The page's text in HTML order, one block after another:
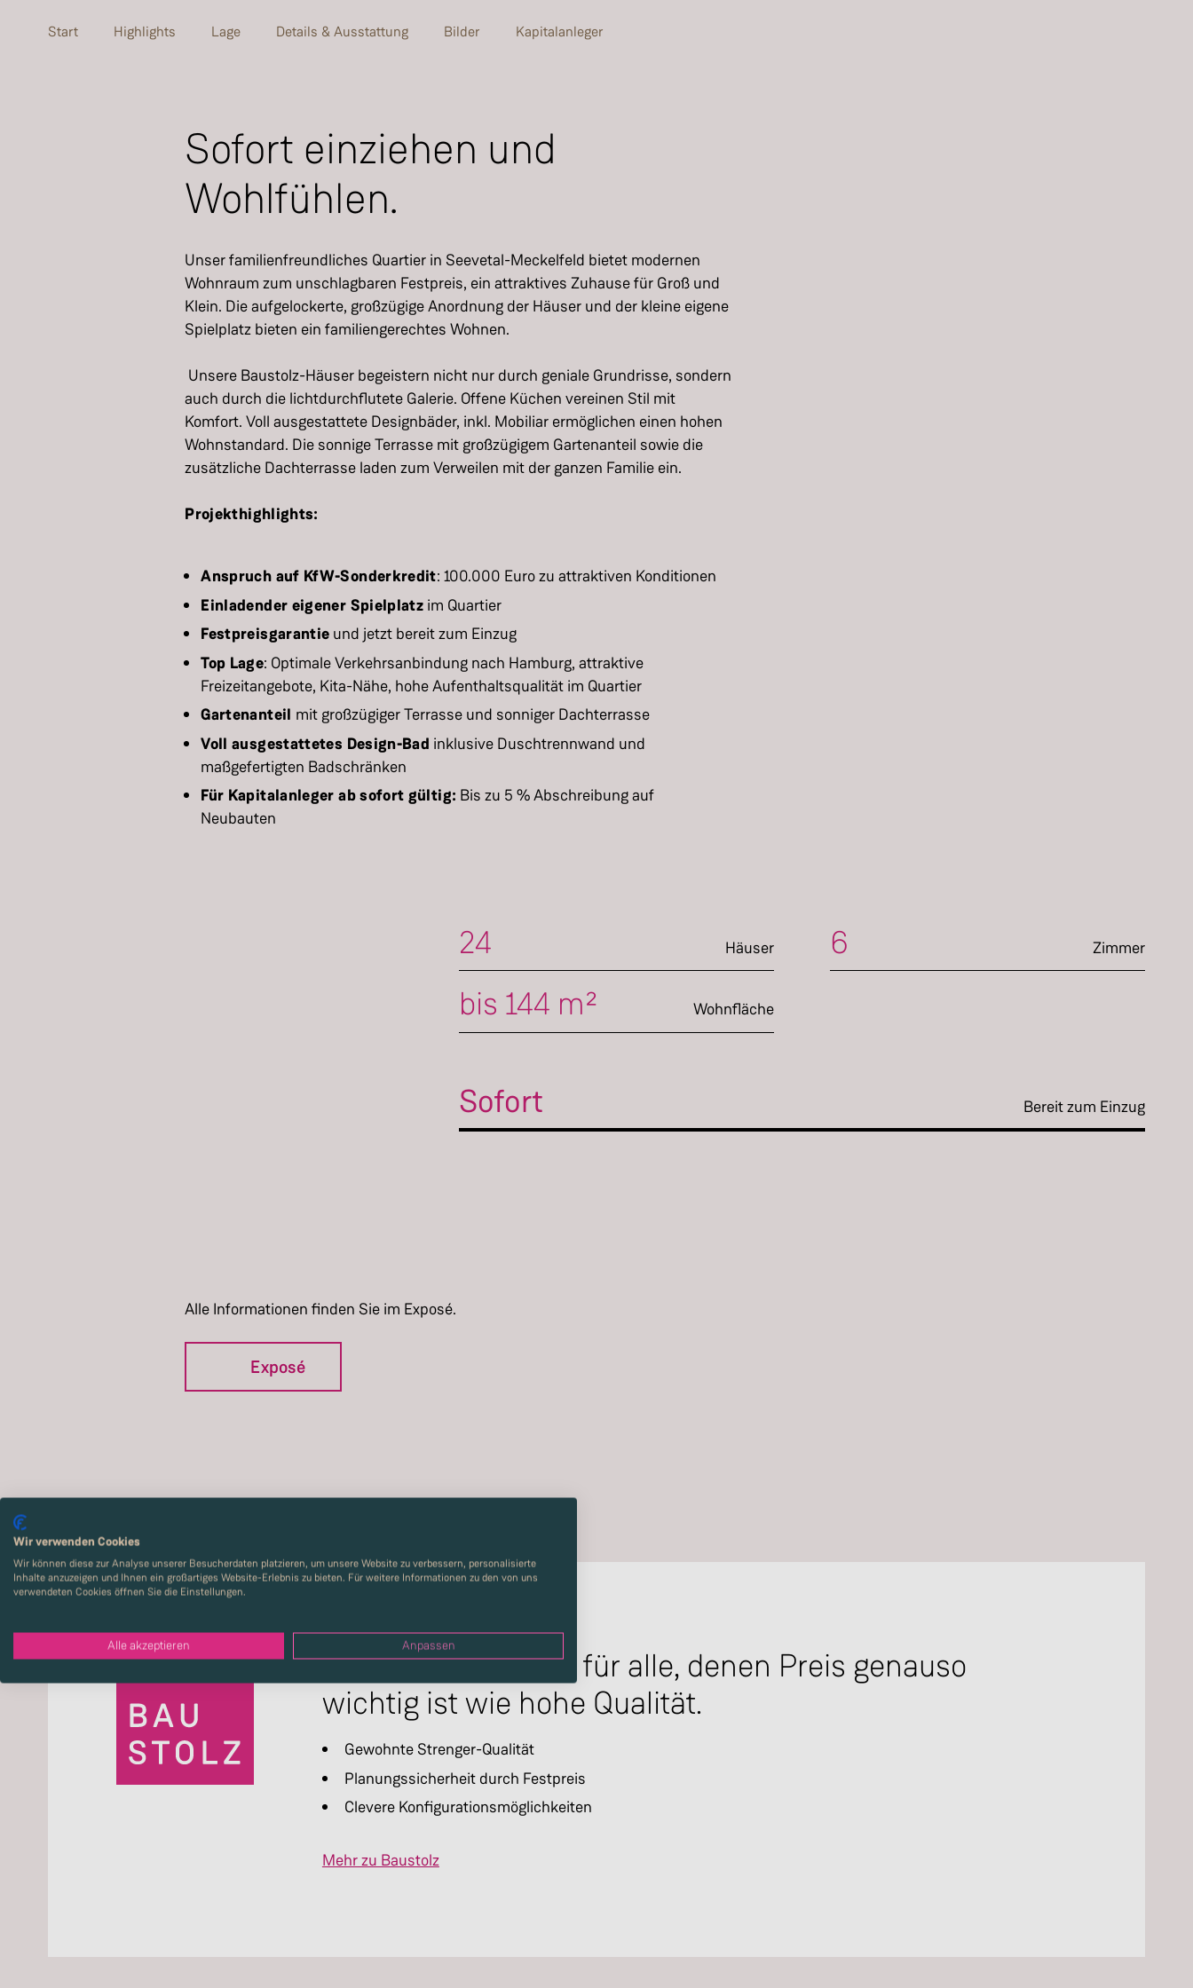
Start Highlights Lage Details & Ausstattung Bilder Kapitalanleger
Sofort einziehen und
Wohlfühlen.
Unser familienfreundliches Quartier in Seevetal-Meckelfeld bietet modernen
Wohnraum zum unschlagbaren Festpreis, ein attraktives Zuhause für Groß und
Klein. Die aufgelockerte, großzügige Anordnung der Häuser und der kleine eigene
Spielplatz bieten ein familiengerechtes Wohnen.
Unsere Baustolz-Häuser begeistern nicht nur durch geniale Grundrisse, sondern
auch durch die lichtdurchflutete Galerie. Offene Küchen vereinen Stil mit
Komfort. Voll ausgestattete Designbäder, inkl. Mobiliar ermöglichen einen hohen
Wohnstandard. Die sonnige Terrasse mit großzügigem Gartenanteil sowie die
zusätzliche Dachterrasse laden zum Verweilen mit der ganzen Familie ein.
Projekthighlights:
Anspruch auf KfW-Sonderkredit: 100.000 Euro zu attraktiven Konditionen
Einladender eigener Spielplatz im Quartier
Festpreisgarantie und jetzt bereit zum Einzug
Top Lage: Optimale Verkehrsanbindung nach Hamburg, attraktive
Freizeitangebote, Kita-Nähe, hohe Aufenthaltsqualität im Quartier
Gartenanteil mit großzügiger Terrasse und sonniger Dachterrasse
Voll ausgestattetes Design-Bad inklusive Duschtrennwand und
maßgefertigten Badschränken
Für Kapitalanleger ab sofort gültig: Bis zu 5 % Abschreibung auf
Neubauten
Häuser
24 Zimmer
6
Wohnfläche
bis 144 m²
Bereit zum Einzug
Sofort
Alle Informationen finden Sie im Exposé.
Exposé
Unsere Immobilien für alle, denen Preis genauso
wichtig ist wie hohe Qualität.
Gewohnte Strenger-Qualität
Planungssicherheit durch Festpreis
Clevere Konfigurationsmöglichkeiten
Mehr zu Baustolz
Wir verwenden Cookies
Wir können diese zur Analyse unserer Besucherdaten platzieren, um unsere Website zu verbessern, personalisierte
Inhalte anzuzeigen und Ihnen ein großartiges Website-Erlebnis zu bieten. Für weitere Informationen zu den von uns
verwendeten Cookies öffnen Sie die Einstellungen.
Alle akzeptieren Anpassen